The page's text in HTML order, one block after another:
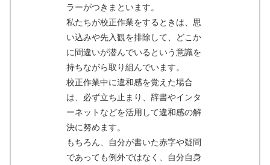
ラーがつきまといます。
私たちが校正作業をするときは、思
い込みや先入観を排除して、どこか
に間違いが潜んでいるという意識を
持ちながら取り組んでいます。
校正作業中に違和感を覚えた場合
は、必ず立ち止まり、辞書やインタ
ーネットなどを活用して違和感の解
決に努めます。
もちろん、自分が書いた赤字や疑問
であっても例外ではなく、自分自身